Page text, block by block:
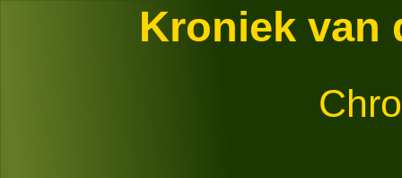
Kroniek van